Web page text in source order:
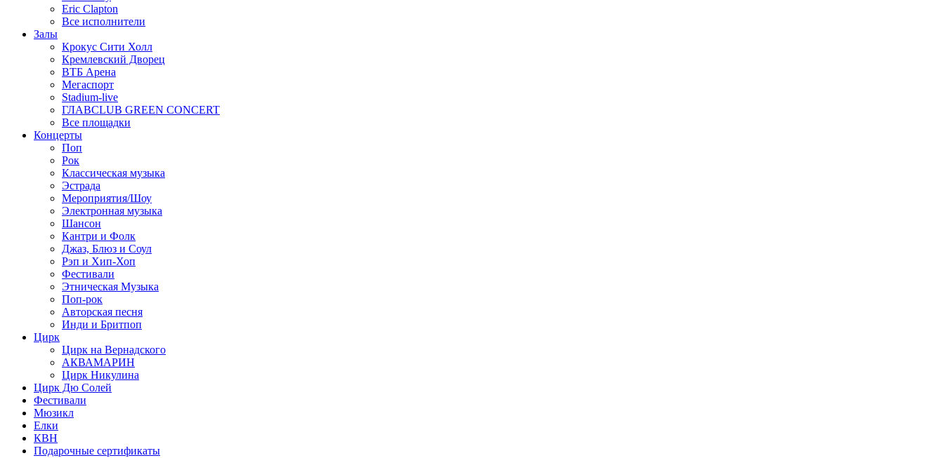
Eric Clapton
Все исполнители
Залы
Крокус Сити Холл
Кремлевский Дворец
ВТБ Арена
Мегаспорт
Stadium-live
ГЛАВCLUB GREEN CONCERT
Все площадки
Концерты
Поп
Рок
Классическая музыка
Эстрада
Мероприятия/Шоу
Электронная музыка
Шансон
Кантри и Фолк
Джаз, Блюз и Соул
Рэп и Хип-Хоп
Фестивали
Этническая Музыка
Поп-рок
Авторская песня
Инди и Бритпоп
Цирк
Цирк на Вернадского
АКВАМАРИН
Цирк Никулина
Цирк Дю Солей
Фестивали
Мюзикл
Елки
КВН
Подарочные сертификаты